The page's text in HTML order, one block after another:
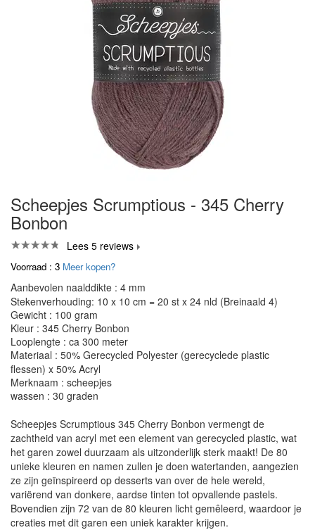
Scheepjes Scrumptious - 345 Cherry
Bonbon
Lees 5 reviews
Voorraad : 3 Meer kopen?
Aanbevolen naalddikte : 4 mm
Stekenverhouding: 10 x 10 cm = 20 st x 24 nld (Breinaald 4)
Gewicht : 100 gram
Kleur : 345 Cherry Bonbon
Looplengte : ca 300 meter
Materiaal : 50% Gerecycled Polyester (gerecyclede plastic
flessen) x 50% Acryl
Merknaam : scheepjes
wassen : 30 graden
Scheepjes Scrumptious 345 Cherry Bonbon vermengt de
zachtheid van acryl met een element van gerecycled plastic, wat
het garen zowel duurzaam als uitzonderlijk sterk maakt! De 80
unieke kleuren en namen zullen je doen watertanden, aangezien
ze zijn geïnspireerd op desserts van over de hele wereld,
variërend van donkere, aardse tinten tot opvallende pastels.
Bovendien zijn 72 van de 80 kleuren licht gemêleerd, waardoor je
creaties met dit garen een uniek karakter krijgen.